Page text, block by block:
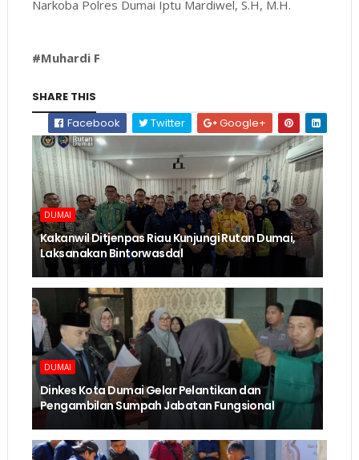
Narkoba Polres Dumai Iptu Mardiwel, S.H, M.H.
#Muhardi F
SHARE THIS
Facebook
Twitter Google+
DUMAI
Kakanwil Ditjenpas Riau Kunjungi Rutan Dumai,
Laksanakan Bintorwasdal
DUMAI
Dinkes Kota Dumai Gelar Pelantikan dan
Pengambilan Sumpah Jabatan Fungsional